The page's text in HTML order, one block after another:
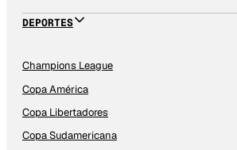
DEPORTES
Champions League
Copa América
Copa Libertadores
Copa Sudamericana